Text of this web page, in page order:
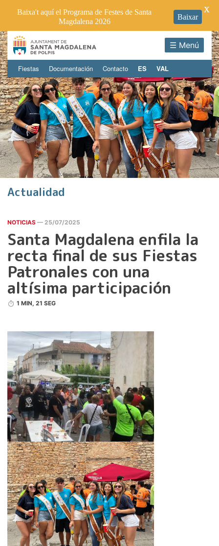
☰ Menú
Fiestas Documentación Contacto ES VAL
Actualidad
NOTICIAS — 25/07/2025
Santa Magdalena enfila la
recta final de sus Fiestas
Patronales con una
altísima participación
1 MIN, 21 SEG
Baixa't aquí el Programa de Festes de Santa
Magdalena 2026
Baixar
X